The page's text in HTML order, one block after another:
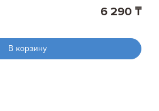
6 290 ₸
В корзину